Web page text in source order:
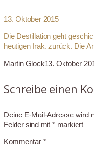
13. Oktober 2015
Die Destillation geht
heutigen Irak, zurück. Die
Martin Glock13. Oktober
Schreibe einen
Deine E-Mail-Adresse wird
Felder sind mit * markiert
Kommentar *